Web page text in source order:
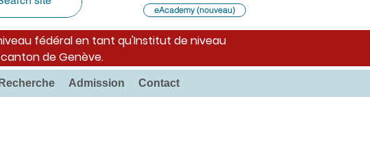
eAcademy (nouveau)
fédéral en tant qu'Institut de niveau
de Genève.
Recherche Admission Contact